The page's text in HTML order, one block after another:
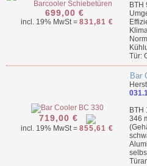
699,00 €
incl. 19% MwSt = 831,81 €
BTH
Tür:
719,00 €
incl. 19% MwSt = 855,61 €
Bar
BTH
346